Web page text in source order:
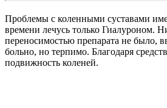
Проблемы с коленными суставами
времени лечусь только Гиалуроном.
переносимостью препарата не было,
больно, но терпимо. Благодаря
подвижность коленей.